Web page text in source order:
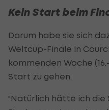
Kein Start beim
Darum habe sie sich
Weltcup-Finale in
kommenden Woche
Start zu gehen.
"Natürlich hätte ich die